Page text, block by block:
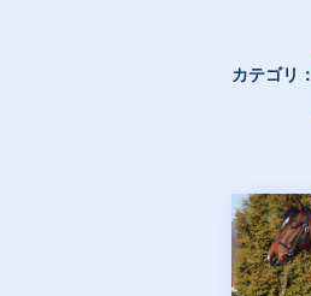
カテゴリ：